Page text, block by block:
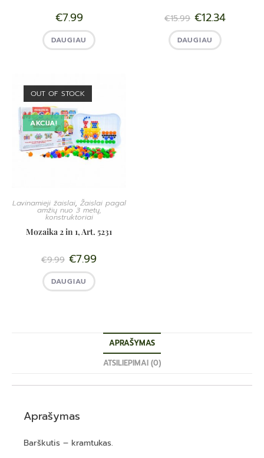
€7.99
DAUGIAU
€15.99 €12.34
DAUGIAU
OUT OF STOCK
AKCIJA!
Lavinamieji žaislai, Žaislai pagal
amžių nuo 3 metų,
konstruktoriai
Mozaika 2 in 1, Art. 5231
€9.99 €7.99
DAUGIAU
APRAŠYMAS
ATSILIEPIMAI (0)
Aprašymas
Barškutis – kramtukas.